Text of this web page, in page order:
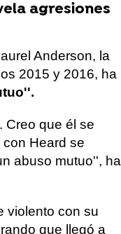
agresiones
Anderson, la
2015 y 2016, ha
Creo que él se
Heard se
abuso mutuo'', ha
violento con su
que llegó a